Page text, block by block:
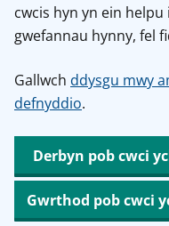
cwcis hyn yn ein
gwefannau hynny, fel
Gallwch ddysgu mwy
defnyddio.
Derbyn pob cwci
Gwrthod pob cwci